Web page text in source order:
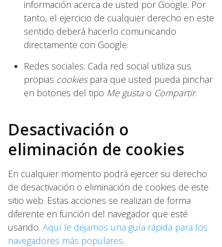
información acerca de usted por Google. Por
tanto, el ejercicio de cualquier derecho en este
sentido deberá hacerlo comunicando
directamente con Google.
Redes sociales: Cada red social utiliza sus
propias cookiespara que usted pueda pinchar
en botones del tipo Me gusta o Compartir.
Desactivación o
eliminación de cookies
En cualquier momento podrá ejercer su derecho
de desactivación o eliminación de cookies de este
sitio web. Estas acciones se realizan de forma
diferente en función del navegador que esté
usando. Aquí le dejamos una guía rápida para los
navegadores más populares.